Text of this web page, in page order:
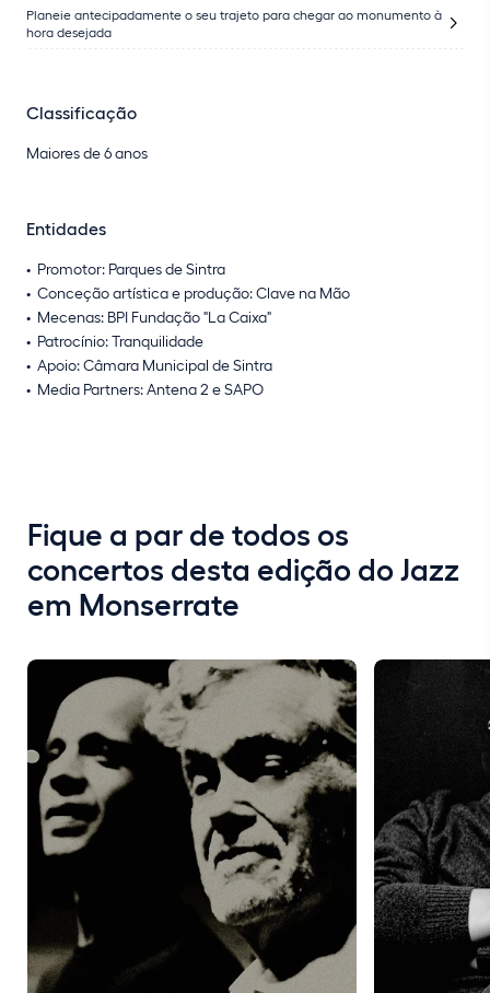
Planeie antecipadamente o seu trajeto para chegar ao monumento à
hora desejada
Classificação
Maiores de 6 anos
Entidades
Promotor: Parques de Sintra
Conceção artística e produção: Clave na Mão
Mecenas: BPI Fundação "La Caixa"
Patrocínio: Tranquilidade
Apoio: Câmara Municipal de Sintra
Media Partners: Antena 2 e SAPO
Fique a par de todos os
concertos desta edição do Jazz
em Monserrate